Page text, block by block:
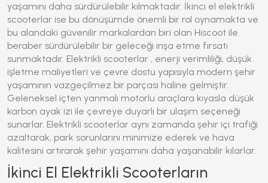
yaşamını daha sürdürülebilir kılmaktadır. İkinci el elektrikli
scooterlar ise bu dönüşümde önemli bir rol oynamakta ve
bu alandaki güvenilir markalardan biri olan Hiscoot ile
beraber sürdürülebilir bir geleceği inşa etme fırsatı
sunmaktadır. Elektrikli scooterlar , enerji verimliliği, düşük
işletme maliyetleri ve çevre dostu yapısıyla modern şehir
yaşamının vazgeçilmez bir parçası haline gelmiştir.
Geleneksel içten yanmalı motorlu araçlara kıyasla düşük
karbon ayak izi ile çevreye duyarlı bir ulaşım seçeneği
sunarlar. Elektrikli scooterlar aynı zamanda şehir içi trafiği
azaltarak, park sorunlarını minimize ederek ve hava
kalitesini artırarak şehir yaşamını daha yaşanabilir kılarlar.
İkinci El Elektrikli Scooterların